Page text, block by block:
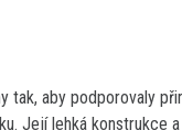
aby podporovaly
Její lehká konstrukce